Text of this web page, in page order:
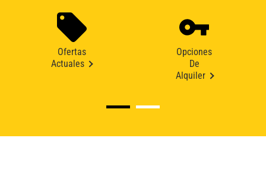
Ofertas
Actuales
Opciones
De
Alquiler